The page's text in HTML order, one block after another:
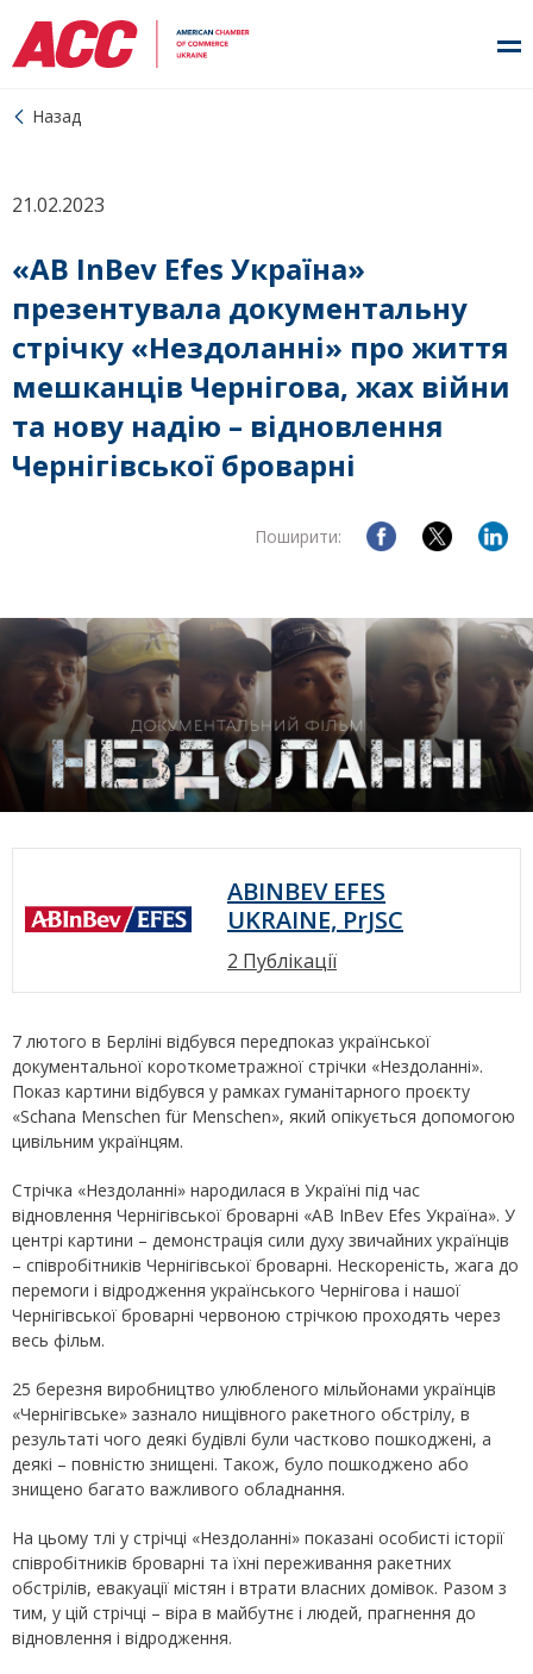
Назад
21.02.2023
«AB InBev Efes Україна»
презентувала документальну
стрічку «Нездоланні» про життя
мешканців Чернігова, жах війни
та нову надію – відновлення
Чернігівської броварні
Поширити:
ABINBEV EFES
UKRAINE, PrJSC
2 Публікації
7 лютого в Берліні відбувся передпоказ української
документальної короткометражної стрічки «Нездоланні».
Показ картини відбувся у рамках гуманітарного проєкту
«Schana Menschen für Menschen», який опікується допомогою
цивільним українцям.
Стрічка «Нездоланні» народилася в Україні під час
відновлення Чернігівської броварні «AB InBev Efes Україна». У
центрі картини – демонстрація сили духу звичайних українців
– співробітників Чернігівської броварні. Нескореність, жага до
перемоги і відродження українського Чернігова і нашої
Чернігівської броварні червоною стрічкою проходять через
весь фільм.
25 березня виробництво улюбленого мільйонами українців
«Чернігівське» зазнало нищівного ракетного обстрілу, в
результаті чого деякі будівлі були частково пошкоджені, а
деякі – повністю знищені. Також, було пошкоджено або
знищено багато важливого обладнання.
На цьому тлі у стрічці «Нездоланні» показані особисті історії
співробітників броварні та їхні переживання ракетних
обстрілів, евакуації містян і втрати власних домівок. Разом з
тим, у цій стрічці – віра в майбутнє і людей, прагнення до
відновлення і відродження.